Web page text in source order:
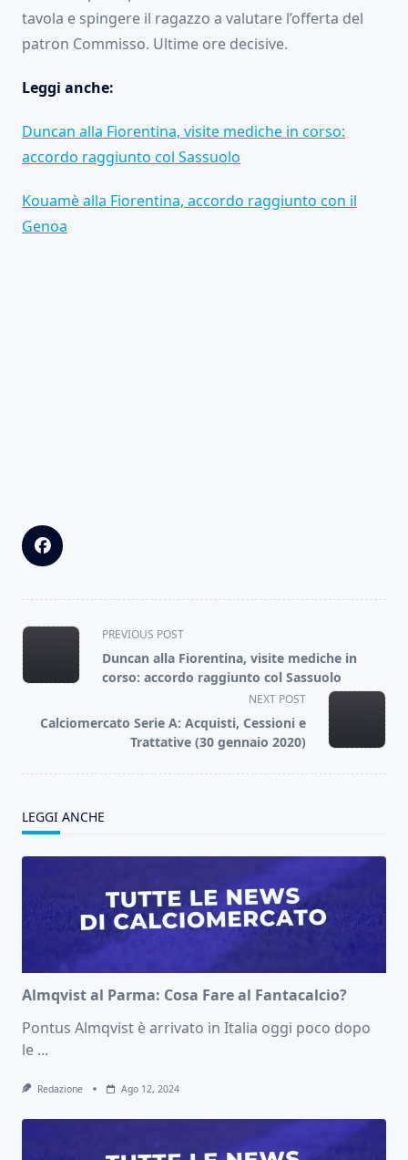
tavola e spingere il ragazzo a valutare l’offerta del
patron Commisso. Ultime ore decisive.
Leggi anche:
Duncan alla Fiorentina, visite mediche in corso:
accordo raggiunto col Sassuolo
Kouamè alla Fiorentina, accordo raggiunto con il
Genoa
<span
class="nav-
subtitle
reader-
text">Page</span>
PREVIOUS POST
Duncan alla Fiorentina, visite mediche in
corso: accordo raggiunto col Sassuolo
NEXT POST
Calciomercato Serie A: Acquisti, Cessioni e
Trattative (30 gennaio 2020)
LEGGI ANCHE
Almqvist al Parma: Cosa Fare al Fantacalcio?
Pontus Almqvist è arrivato in Italia oggi poco dopo
le ...
Redazione Ago 12, 2024